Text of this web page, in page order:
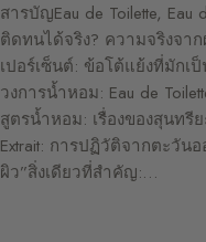
สารบัญEau de Toilette, Eau
ติดทนได้จริง? ความจริงจา
เปอร์เซ็นต์: ข้อโต้แย้งที่มักเ
วงการน้ำหอม: Eau de
สูตรน้ำหอม: เรื่องของสุนท
Extrait: การปฏิวัติจากตะวัน
ผิว”สิ่งเดียวที่สำคัญ:…